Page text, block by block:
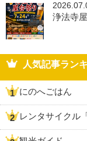
浄法寺
人気記事ラン
にのへごはん
レンタサイクル